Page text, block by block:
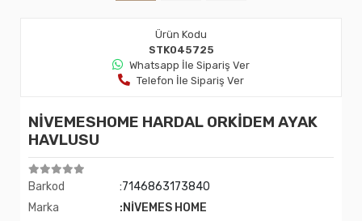
Ürün Kodu
STK045725
Whatsapp İle Sipariş Ver
Telefon İle Sipariş Ver
NİVEMESHOME HARDAL ORKİDEM AYAK
HAVLUSU
Barkod
:7146863173840
Marka
:NİVEMES HOME